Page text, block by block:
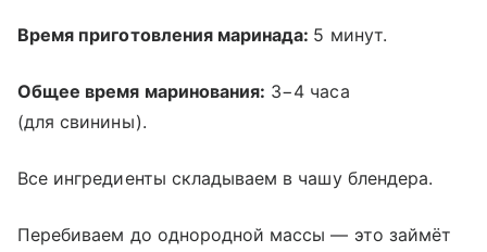
Время приготовления маринада: 5 минут.
Общее время маринования: 3−4 часа
(для свинины).
Все ингредиенты складываем в чашу блендера.
Перебиваем до однородной массы — это займёт